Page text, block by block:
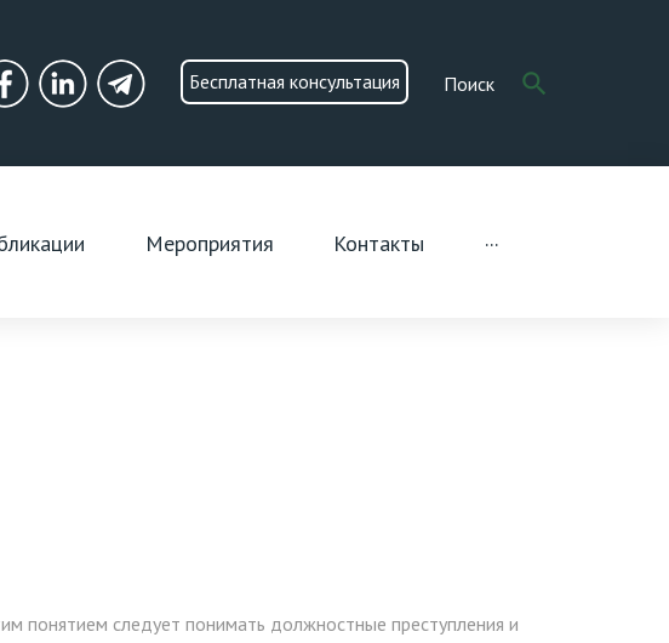
search
Бесплатная консультация
Мероприятия Контакты ···
понятием следует понимать должностные преступления и